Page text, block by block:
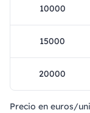
10000
15000
20000
Precio en euros/